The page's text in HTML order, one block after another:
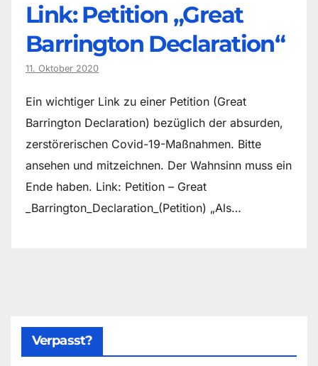
Link: Petition „Great
Barrington Declaration“
11. Oktober 2020
Ein wichtiger Link zu einer Petition (Great
Barrington Declaration) bezüglich der absurden,
zerstörerischen Covid-19-Maßnahmen. Bitte
ansehen und mitzeichnen. Der Wahnsinn muss ein
Ende haben. Link: Petition – Great
_Barrington_Declaration_(Petition) „Als…
Verpasst?